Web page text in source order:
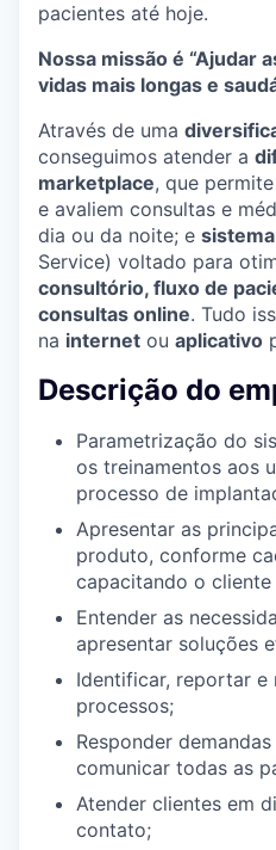
pacientes até hoje.
Nossa missão é “Ajudar
vidas mais longas e
Através de uma
conseguimos atender a
marketplace, que
e avaliem consultas e
dia ou da noite; e sistema
Service) voltado para
consultório, fluxo de
consultas online. Tudo
na internet ou aplicativo
Descrição do
Parametrização do
os treinamentos aos
processo de
Apresentar as
produto, conforme
capacitando o
Entender as
apresentar soluções
Identificar, reportar e
processos;
Responder
comunicar todas as
Atender clientes em
contato;